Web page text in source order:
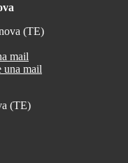
(TE)
mail
una mail
(TE)